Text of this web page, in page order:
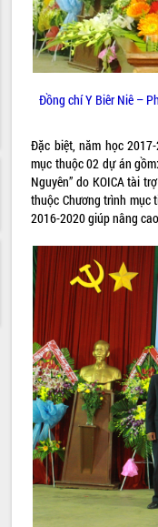
Đồng chí Y Biêr Niê –
Đặc biệt, năm học
mục thuộc 02 dự án
Nguyên” do KOICA tài
thuộc Chương trình mục
2016-2020 giúp nâng